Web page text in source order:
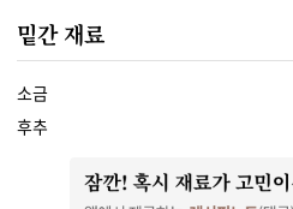
밑간 재료
소금
후추